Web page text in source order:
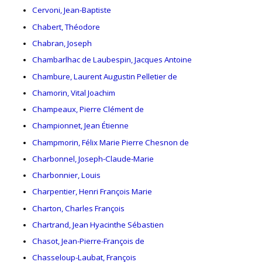
Cervoni, Jean-Baptiste
Chabert, Théodore
Chabran, Joseph
Chambarlhac de Laubespin, Jacques Antoine
Chambure, Laurent Augustin Pelletier de
Chamorin, Vital Joachim
Champeaux, Pierre Clément de
Championnet, Jean Étienne
Champmorin, Félix Marie Pierre Chesnon de
Charbonnel, Joseph-Claude-Marie
Charbonnier, Louis
Charpentier, Henri François Marie
Charton, Charles François
Chartrand, Jean Hyacinthe Sébastien
Chasot, Jean-Pierre-François de
Chasseloup-Laubat, François